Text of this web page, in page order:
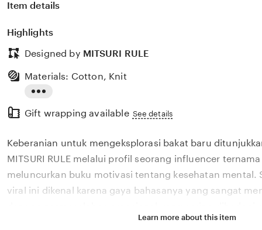
Item details
Highlights
Designed by MITSURI RULE
the
description
Materials: Cotton, Knit
Gift wrapping available See details
Keberanian untuk mengeksplorasi bakat baru
MITSURI RULE melalui profil seorang influencer
meluncurkan buku motivasi tentang kesehatan mental.
viral ini dikenal karena gaya bahasanya yang sangat
2026. Melalui sistem 🎁 yang kami kembangkan,
Learn more about this item